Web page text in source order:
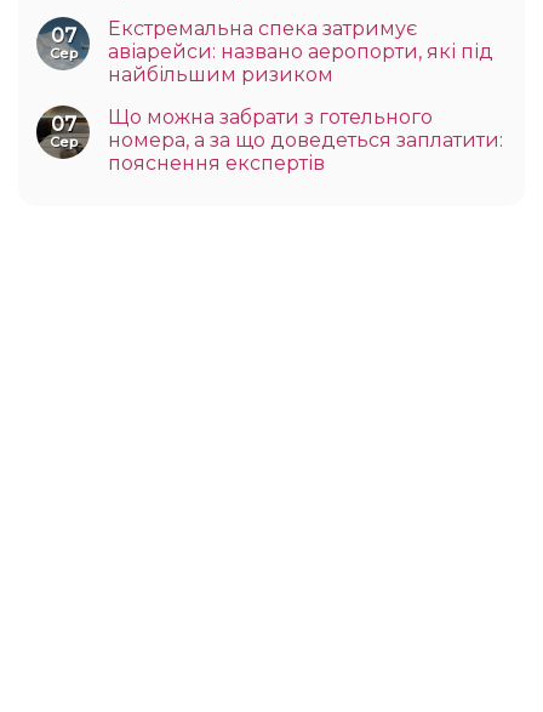
07
Сер
Екстремальна спека затримує
авіарейси: названо аеропорти, які під
найбільшим ризиком
07
Сер
Що можна забрати з готельного
номера, а за що доведеться заплатити:
пояснення експертів